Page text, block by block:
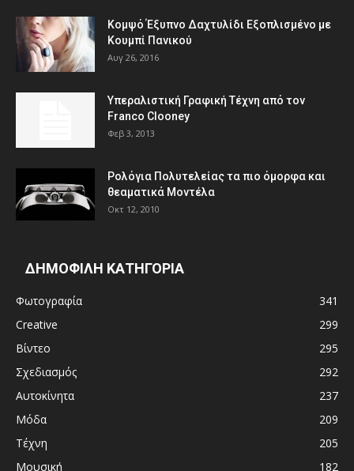
Κομψό Έξυπνο Δαχτυλίδι Εξοπλισμένο με
Κουμπί Πανικού
Αυγ 26, 2016
Υπεραλιστική Γραφική Τέχνη από τον
Franco Clooney
Φεβ 3, 2013
Ρολόγια Πολυτελείας τα πιο όμορφα και
θεαματικά Μοντέλα
Οκτ 12, 2010
ΔΗΜΟΦΙΛΗ ΚΑΤΗΓΟΡΙΑ
Φωτογραφία
341
Creative
299
Βίντεο
295
Σχεδιασμός
292
Αυτοκίνητα
237
Μόδα
209
Τέχνη
205
Μουσική
182